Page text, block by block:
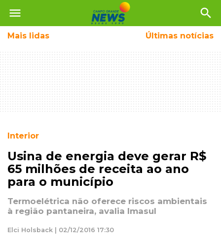
menu search
Mais lidas Últimas notícias
Interior
Usina de energia deve gerar R$
65 milhões de receita ao ano
para o município
Termoelétrica não oferece riscos ambientais
à região pantaneira, avalia Imasul
Elci Holsback | 02/12/2016 17:30